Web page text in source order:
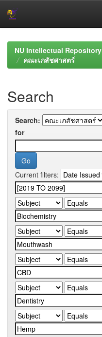
navigationNU Intellectual Repository
คณะเภสัชศาสตร์
Search
Search:
for
Current filters: